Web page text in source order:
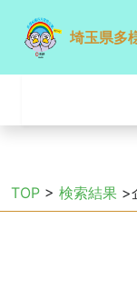
埼玉県多
TOP > 検索結果 >